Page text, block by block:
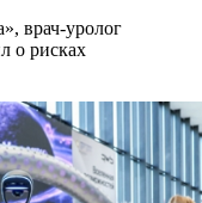
врач-уролог
о рисках